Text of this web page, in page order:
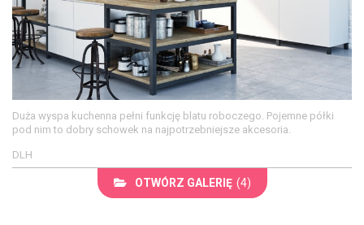
Duża wyspa kuchenna pełni funkcję blatu roboczego. Pojemne półki
pod nim to dobry schowek na najpotrzebniejsze akcesoria.
DLH
OTWÓRZ GALERIĘ (4)